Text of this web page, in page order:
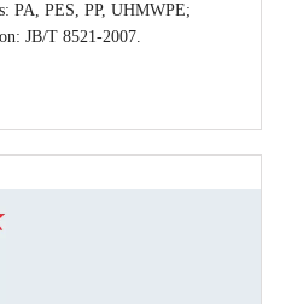
PA, PES, PP, UHMWPE;
JB/T 8521-2007.